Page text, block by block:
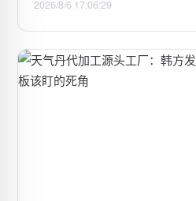
掌控&#xff1a;集中管理海量订单
然。顾客自助查询&#xff0…
2026/8/6 17:06:29